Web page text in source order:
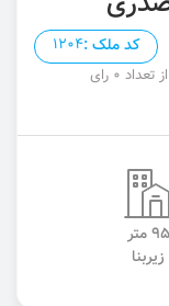
کد ملک :1204
95 متر
زیربنا